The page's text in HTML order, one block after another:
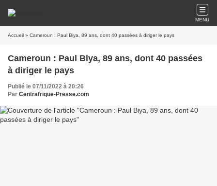
MENU
Accueil » Cameroun : Paul Biya, 89 ans, dont 40 passées à diriger le pays
Cameroun : Paul Biya, 89 ans, dont 40 passées
à diriger le pays
Publié le 07/11/2022 à 20:26
Par Centrafrique-Presse.com